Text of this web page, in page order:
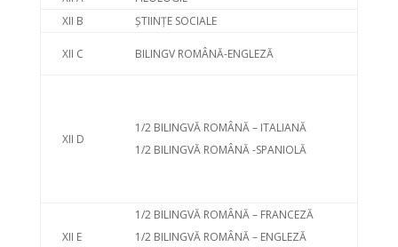
XII B
ȘTIINȚE SOCIALE
XII C BILINGV ROMÂNĂ-ENGLEZĂ
XII D
1/2 BILINGVĂ ROMÂNĂ – ITALIANĂ
1/2 BILINGVĂ ROMÂNĂ -SPANIOLĂ
XII E
1/2 BILINGVĂ ROMÂNĂ – FRANCEZĂ
1/2 BILINGVĂ ROMÂNĂ – ENGLEZĂ